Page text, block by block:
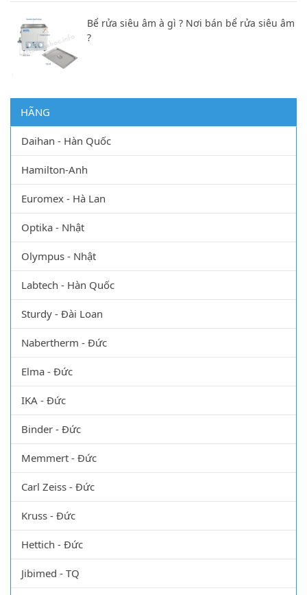
Bể rửa siêu âm à gì ? Nơi bán bể rửa siêu âm
?
HÃNG
Daihan - Hàn Quốc
Hamilton-Anh
Euromex - Hà Lan
Optika - Nhật
Olympus - Nhật
Labtech - Hàn Quốc
Sturdy - Đài Loan
Nabertherm - Đức
Elma - Đức
IKA - Đức
Binder - Đức
Memmert - Đức
Carl Zeiss - Đức
Kruss - Đức
Hettich - Đức
Jibimed - TQ